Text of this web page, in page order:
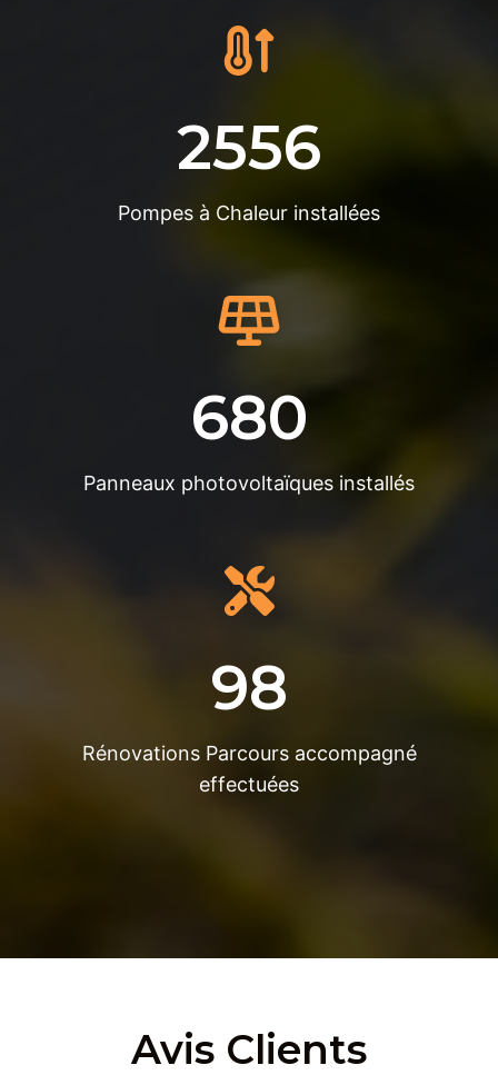
2556
Pompes à Chaleur installées
680
Panneaux photovoltaïques installés
98
Rénovations Parcours accompagné
effectuées
Avis Clients